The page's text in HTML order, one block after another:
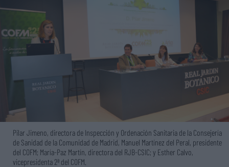
Pilar Jimeno, directora de Inspección y Ordenación Sanitaria de la Consejería
de Sanidad de la Comunidad de Madrid, Manuel Martínez del Peral, presidente
del COFM; María-Paz Martín, directora del RJB-CSIC; y Esther Calvo,
vicepresidenta 2ª del COFM.